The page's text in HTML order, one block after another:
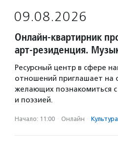
09.08.2026
Онлайн-квартирник
арт-резиденция.
Ресурсный центр в сфере
отношений приглашает на
желающих познакомиться
и поэзией.
Начало: 11:00 · Онлайн ·